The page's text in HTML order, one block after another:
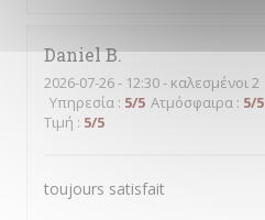
DanielB
2026-07-26- 12:30 - καλεσμένοι 2
Υπηρεσία : 5/5 Ατμόσφαιρα : 5/5
Τιμή : 5/5
toujours satisfait